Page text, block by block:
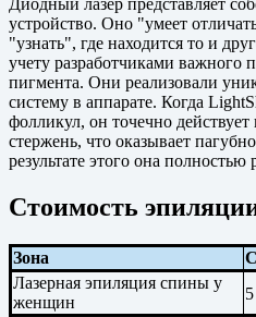
Диодный лазер представляет
устройство. Оно "умеет
"узнать", где находится то и
учету разработчиками важного
пигмента. Они реализовали
систему в аппарате. Когда
фолликул, он точечно действует
стержень, что оказывает
результате этого она полностью
Стоимость
Зона
Лазерная эпиляция спины у
женщин